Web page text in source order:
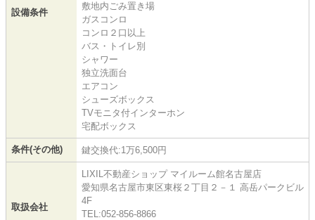
設備条件
敷地内ごみ置き場
ガスコンロ
コンロ２口以上
バス・トイレ別
シャワー
独立洗面台
エアコン
シューズボックス
TVモニタ付インターホン
宅配ボックス
条件(その他) 鍵交換代:1万6,500円
取扱会社
LIXIL不動産ショップ マイルーム館名古屋店
愛知県名古屋市東区東桜２丁目２－１ 高岳パークビル
4F
TEL:052-856-8866